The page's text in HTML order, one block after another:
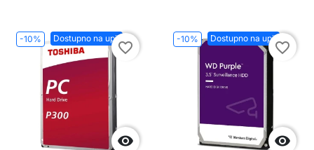
-10% Dostupno na upit

favorite_border
-10% Dostupno na upit

favorite_border